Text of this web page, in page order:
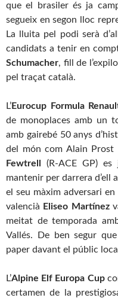
que el brasiler és ja
segueix en segon lloc
La lluita pel podi serà
candidats a tenir en
Schumacher, fill de
pel traçat català.
L’Eurocup Formula
de monoplaces amb un
amb gairebé 50 anys
del món com Alain Prost
Fewtrell
(R-ACE GP)
mantenir per darrera d’ell a
el seu màxim adversari
valencià Eliseo Martínez
meitat de temporada
Vallés. De ben segur
paper davant el públic
L’Alpine Elf Europa Cup
certamen de la